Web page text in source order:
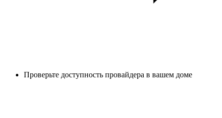
Проверьте доступность провайдера в вашем доме